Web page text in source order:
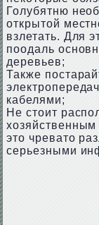
Голубятню
открытой
взлетать. Для
поодаль
деревьев;
Также
кабелями;
Не стоит
это чревато
серьезными